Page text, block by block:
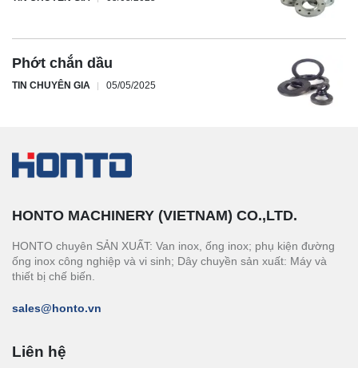
Phớt chắn dầu
TIN CHUYÊN GIA 05/05/2025
HONTO MACHINERY (VIETNAM) CO.,LTD.
HONTO chuyên SẢN XUẤT: Van inox, ống inox; phụ kiện đường
ống inox công nghiệp và vi sinh; Dây chuyền sản xuất: Máy và
thiết bị chế biến.
sales@honto.vn
Liên hệ